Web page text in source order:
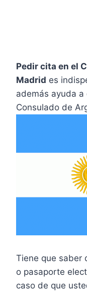
Pedir cita en el
Madrid es
además ayuda
Consulado de
Tiene que saber
o pasaporte
caso de que